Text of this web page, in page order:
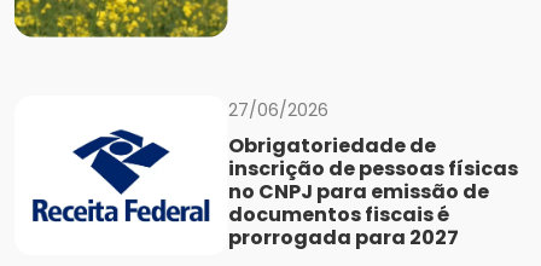
27/06/2026
Obrigatoriedade de
inscrição de pessoas físicas
no CNPJ para emissão de
documentos fiscais é
prorrogada para 2027